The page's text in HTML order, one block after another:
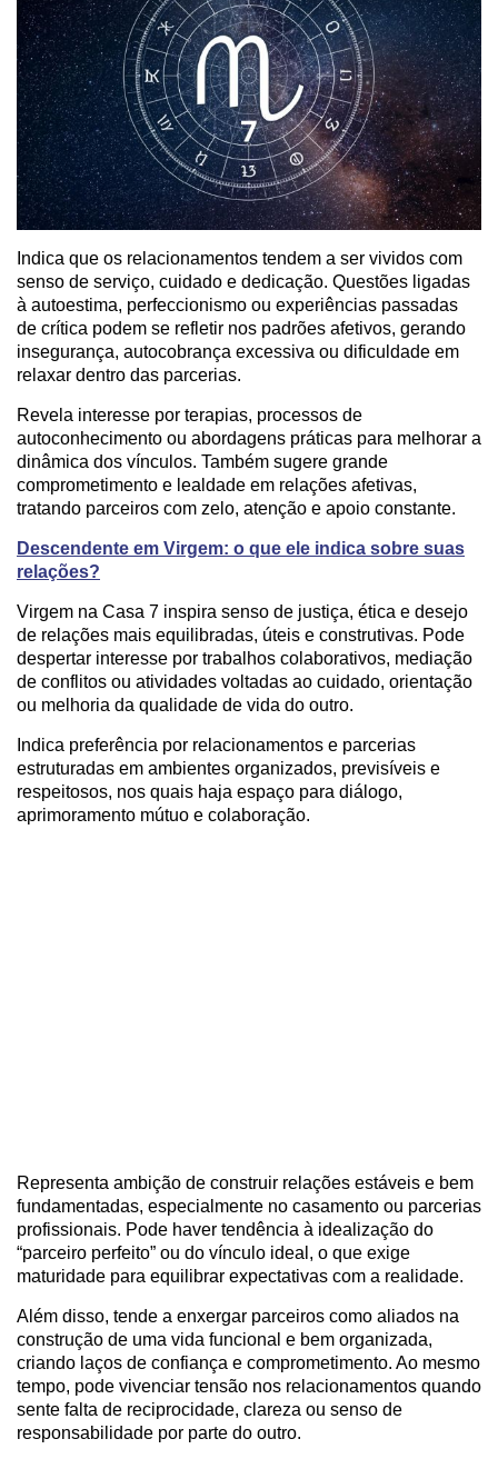
Indica que os relacionamentos tendem a ser vividos com
senso de serviço, cuidado e dedicação. Questões ligadas
à autoestima, perfeccionismo ou experiências passadas
de crítica podem se refletir nos padrões afetivos, gerando
insegurança, autocobrança excessiva ou dificuldade em
relaxar dentro das parcerias.
Revela interesse por terapias, processos de
autoconhecimento ou abordagens práticas para melhorar a
dinâmica dos vínculos. Também sugere grande
comprometimento e lealdade em relações afetivas,
tratando parceiros com zelo, atenção e apoio constante.
Descendente em Virgem: o que ele indica sobre suas
relações?
Virgem na Casa 7 inspira senso de justiça, ética e desejo
de relações mais equilibradas, úteis e construtivas. Pode
despertar interesse por trabalhos colaborativos, mediação
de conflitos ou atividades voltadas ao cuidado, orientação
ou melhoria da qualidade de vida do outro.
Indica preferência por relacionamentos e parcerias
estruturadas em ambientes organizados, previsíveis e
respeitosos, nos quais haja espaço para diálogo,
aprimoramento mútuo e colaboração.
Representa ambição de construir relações estáveis e bem
fundamentadas, especialmente no casamento ou parcerias
profissionais. Pode haver tendência à idealização do
“parceiro perfeito” ou do vínculo ideal, o que exige
maturidade para equilibrar expectativas com a realidade.
Além disso, tende a enxergar parceiros como aliados na
construção de uma vida funcional e bem organizada,
criando laços de confiança e comprometimento. Ao mesmo
tempo, pode vivenciar tensão nos relacionamentos quando
sente falta de reciprocidade, clareza ou senso de
responsabilidade por parte do outro.